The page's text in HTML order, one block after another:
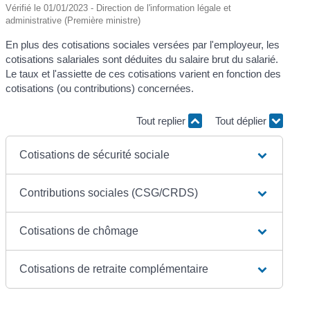
Vérifié le 01/01/2023 - Direction de l'information légale et
administrative (Première ministre)
En plus des cotisations sociales versées par l'employeur, les
cotisations salariales sont déduites du salaire brut du salarié.
Le taux et l'assiette de ces cotisations varient en fonction des
cotisations (ou contributions) concernées.
Tout replier Tout déplier
Cotisations de sécurité sociale
Contributions sociales (CSG/CRDS)
Cotisations de chômage
Cotisations de retraite complémentaire